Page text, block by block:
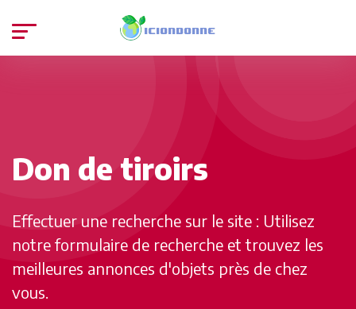
Don de tiroirs
Effectuer une recherche sur le site : Utilisez
notre formulaire de recherche et trouvez les
meilleures annonces d'objets près de chez
vous.